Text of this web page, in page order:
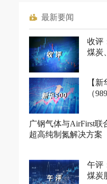
最新要闻
收评
煤炭
【
（
广钢气体与AirFirst联
超高纯制氮解决方案
午评
煤炭